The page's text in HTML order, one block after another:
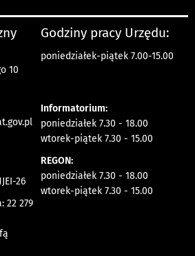
10
26
22 279
Godziny pracy Urzędu:
poniedziałek-piątek 7.00-15.00
Informatorium:
poniedziałek 7.30 - 18.00
wtorek-piątek 7.30 - 15.00
REGON:
poniedziałek 7.30 - 18.00
wtorek-piątek 7.30 - 15.00